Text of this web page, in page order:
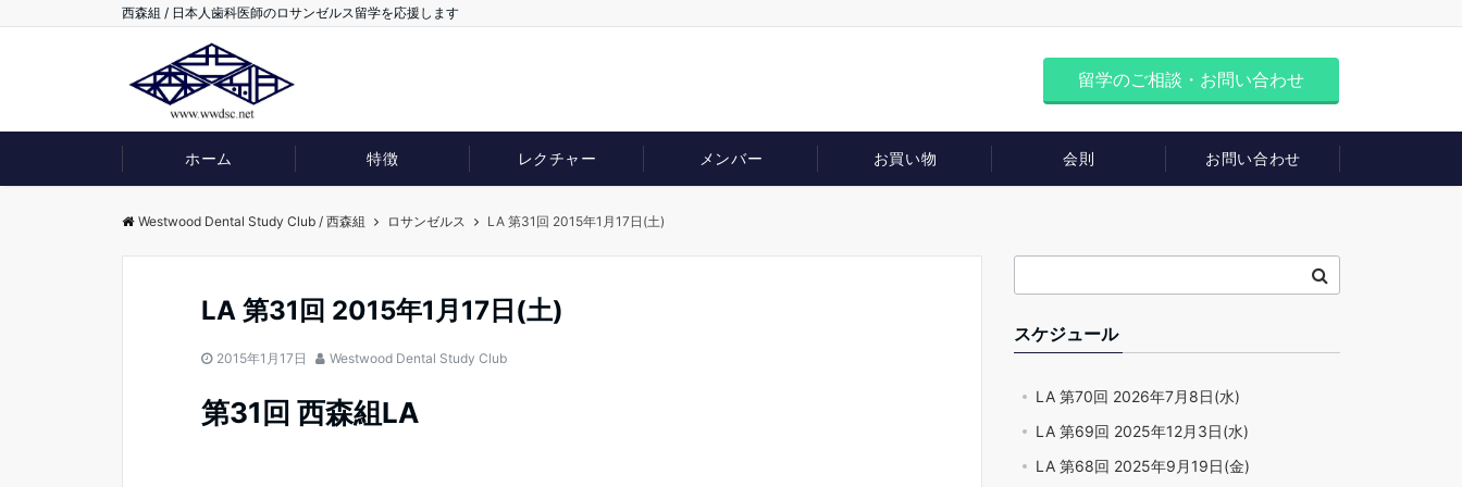
西森組 / 日本人歯科医師のロサンゼルス留学を応援します
留学のご相談・お問い合わせ
ホーム 特徴 レクチャー メンバー お買い物 会則 お問い合わせ
Westwood Dental Study Club / 西森組 ロサンゼルス LA 第31回 2015年1月17日(土)
LA 第31回 2015年1月17日(土)
2015年1月17日 Westwood Dental Study Club
第31回 西森組LA
スケジュール
LA 第70回 2026年7月8日(水)
LA 第69回 2025年12月3日(水)
LA 第68回 2025年9月19日(金)